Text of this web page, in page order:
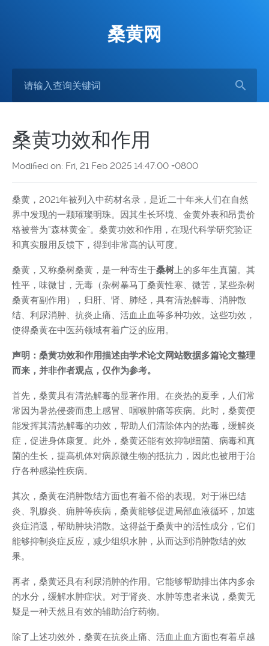
桑黄网
桑黄功效和作用
Modified on: Fri, 21 Feb 2025 14:47:00 +0800
桑黄，2021年被列入中药材名录，是近二十年来人们在自然
界中发现的一颗璀璨明珠。因其生长环境、金黄外表和昂贵价
格被誉为“森林黄金”。桑黄功效和作用，在现代科学研究验证
和真实服用反馈下，得到非常高的认可度。
桑黄，又称桑树桑黄，是一种寄生于桑树上的多年生真菌。其
性平，味微甘，无毒（杂树暴马丁桑黄性寒、微苦，某些杂树
桑黄有副作用），归肝、肾、肺经，具有清热解毒、消肿散
结、利尿消肿、抗炎止痛、活血止血等多种功效。这些功效，
使得桑黄在中医药领域有着广泛的应用。
声明：桑黄功效和作用描述由学术论文网站数据多篇论文整理
而来，并非作者观点，仅作为参考。
首先，桑黄具有清热解毒的显著作用。在炎热的夏季，人们常
常因为暑热侵袭而患上感冒、咽喉肿痛等疾病。此时，桑黄便
能发挥其清热解毒的功效，帮助人们清除体内的热毒，缓解炎
症，促进身体康复。此外，桑黄还能有效抑制细菌、病毒和真
菌的生长，提高机体对病原微生物的抵抗力，因此也被用于治
疗各种感染性疾病。
其次，桑黄在消肿散结方面也有着不俗的表现。对于淋巴结
炎、乳腺炎、痈肿等疾病，桑黄能够促进局部血液循环，加速
炎症消退，帮助肿块消散。这得益于桑黄中的活性成分，它们
能够抑制炎症反应，减少组织水肿，从而达到消肿散结的效
果。
再者，桑黄还具有利尿消肿的作用。它能够帮助排出体内多余
的水分，缓解水肿症状。对于肾炎、水肿等患者来说，桑黄无
疑是一种天然且有效的辅助治疗药物。
除了上述功效外，桑黄在抗炎止痛、活血止血方面也有着卓越